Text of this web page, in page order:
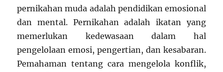
pernikahan muda adalah pendidikan emosional
dan mental. Pernikahan adalah ikatan yang
memerlukan kedewasaan dalam hal
pengelolaan emosi, pengertian, dan kesabaran.
Pemahaman tentang cara mengelola konflik,